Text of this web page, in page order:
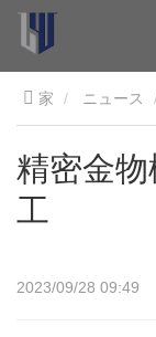
家 ニュース
品加工
精密金
工
2023/09/28 09:49